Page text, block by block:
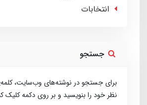
انتخابات
جستجو
برای جستجو در نوشته‌های وب‌سایت،
نظر خود را بنویسید و بر روی دکمه کلیک